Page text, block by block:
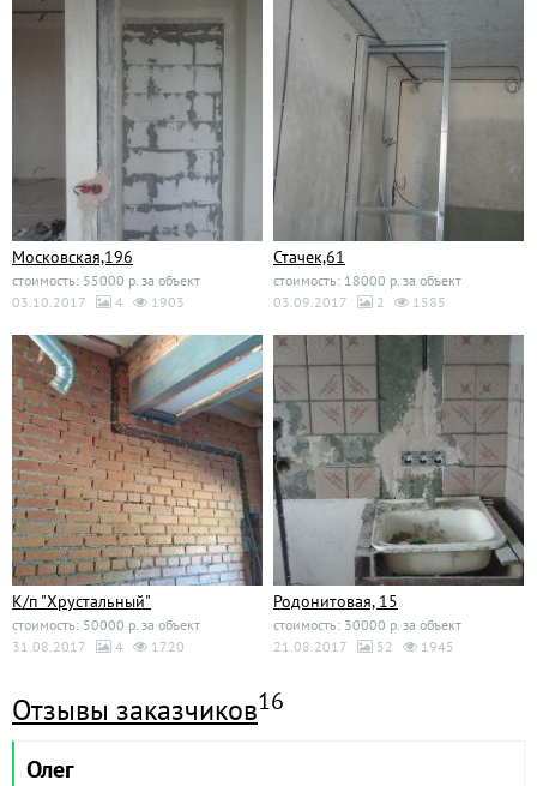
Московская,196
стоимость: 55000 р. за объект
03.10.2017
4 1903
Стачек,61
стоимость: 18000 р. за объект
03.09.2017
2 1585
К/п "Хрустальный"
стоимость: 50000 р. за объект
31.08.2017
4 1720
Родонитовая, 15
стоимость: 30000 р. за объект
21.08.2017
52 1945
Отзывы заказчиков16
Олег